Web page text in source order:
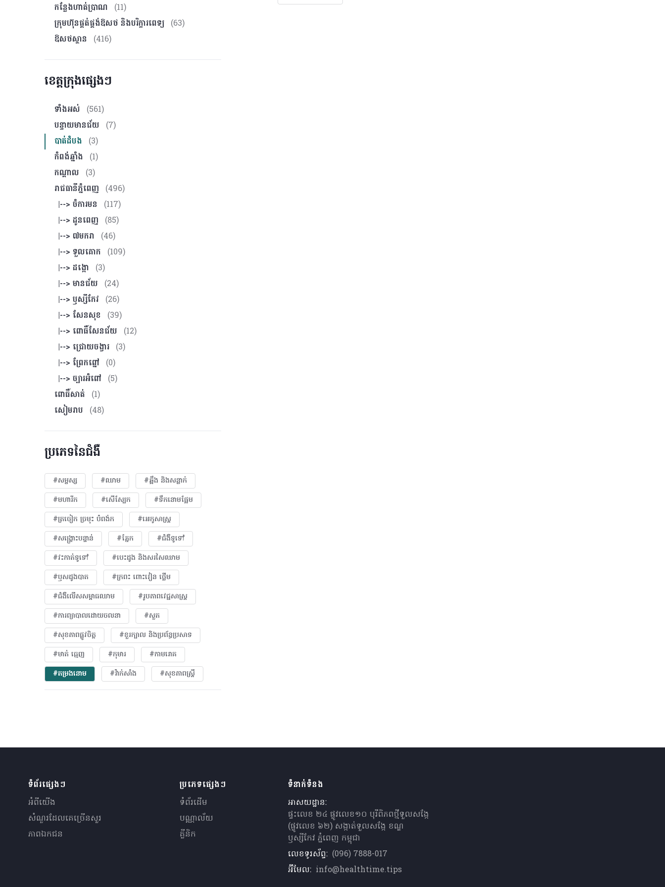
កន្លែងហាត់ប្រាណ
(11)
ក្រុមហ៊ុនផ្គត់ផ្គង់ឱសថ និងបរិក្ខារពេទ្យ (63)
ឱសថស្ថាន
(416)
ខេត្តក្រុងផ្សេងៗ
ទាំងអស់
(561)
បន្ទាយមានជ័យ
(7)
បាត់ដំបង
(3)
កំពង់ឆ្នាំង
(1)
កណ្ដាល
(3)
រាជធានីភ្នំពេញ
(496)
|--> ចំការមន
(117)
|--> ដូនពេញ
(85)
|--> ៧មករា
(46)
|--> ទួលគោក
(109)
|--> ដង្កោ
(3)
|--> មានជ័យ
(24)
|--> ឫស្សីកែវ
(26)
|--> សែនសុខ
(39)
|--> ពោធិ៍សែនជ័យ
(12)
|--> ជ្រោយចង្វារ (3)
|--> ព្រែកព្នៅ
(0)
|--> ច្បារអំពៅ
(5)
ពោធិ៍សាត់
(1)
សៀមរាប
(48)
ប្រភេទនៃជំងឺ
#សម្ផស្ស #ឈាម
#ឆ្អឹង និងសន្លាក់
#មហារីក​
#សើស្បែក
#ទឹកនោមផ្អែម
#ត្រចៀក ច្រមុះ បំពង់ក
#អេកូសាស្រ្ត
#សង្គ្រោះបន្ទាន់
#ភ្នែក​
#ជំងឺទូទៅ
#វះកាត់ទូទៅ
#បេះដូង​ និងសរសៃឈាម
#ឫសដូងបាត
#ក្រពះ ពោះវៀន ថ្លើម
#ជំងឺលើសសម្ពាធឈាម
#​រូបភាពវេជ្ជសាស្រ្ត
#ការព្យាបាលដោយ​ចលនា
#សួត
#សុខភាពផ្លូវចិត្ត
#ខួរក្បាល និងប្រព័ន្ធប្រសាទ
#មាត់ ធ្មេញ
#កុមារ
#កាមរោគ
#តម្រងនោម
#វ៉ាក់សាំង #សុខភាពស្រ្តី
ទំព័រផ្សេងៗ
អំពីយើង
សំណួរ​ដែលគេ​ច្រើន​សួរ
ភាពឯកជន
ប្រភេទផ្សេងៗ
ទំព័រដើម
បណ្ណាល័យ
គ្លីនិក
ទំនាក់ទំនង
អាសយដ្ឋាន:
ផ្ទះលេខ ២៤ ផ្លូវលេខ១០ បុរីពិភពថ្មីទួលសង្កែ
(ផ្លូវលេខ ៦២) សង្កាត់ទួលសង្កែ ខណ្ឌ
ឫស្សីកែវ ភ្នំពេញ កម្ពុជា
លេខទូរស័ព្ទ: (096) 7888-017
អ៊ីមែល: info@healthtime.tips